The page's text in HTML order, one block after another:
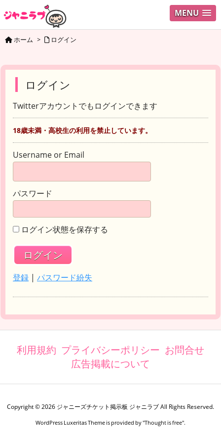
MENU
ホーム > ログイン
ログイン
Twitterアカウントでもログインできます
18歳未満・高校生の利用を禁止しています。
Username or Email
パスワード
ログイン状態を保存する
登録 | パスワード紛失
利用規約 プライバシーポリシー お問合せ
広告掲載について
Copyright ©2026 ジャニーズチケット掲示板 ジャニラブAll Rights Reserved.
WordPress Luxeritas Theme is provided by "Thought is free".